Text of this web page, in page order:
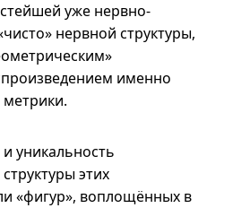
уже нервно-
нервной структуры,
именно
уникальность
этих
«фигур», воплощённых в